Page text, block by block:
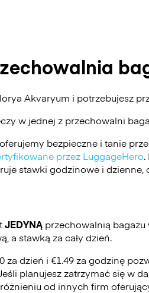
Akvaryum i potrzebujesz
w jednej z przechowalni
bezpieczne i tanie
przez LuggageHero
stawki godzinowe i
JEDYNĄ przechowalnią
a stawką za cały dzień.
za dzień i €1.49 za godzinę
planujesz zatrzymać się w
od innych firm